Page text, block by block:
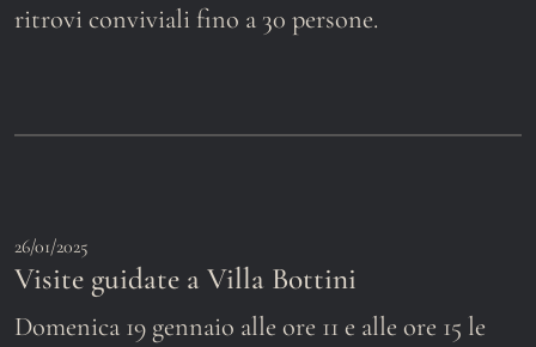
ritrovi conviviali fino a 30 persone.
26/01/2025
Visite guidate a Villa Bottini
Domenica 19 gennaio alle ore 11 e alle ore 15 le